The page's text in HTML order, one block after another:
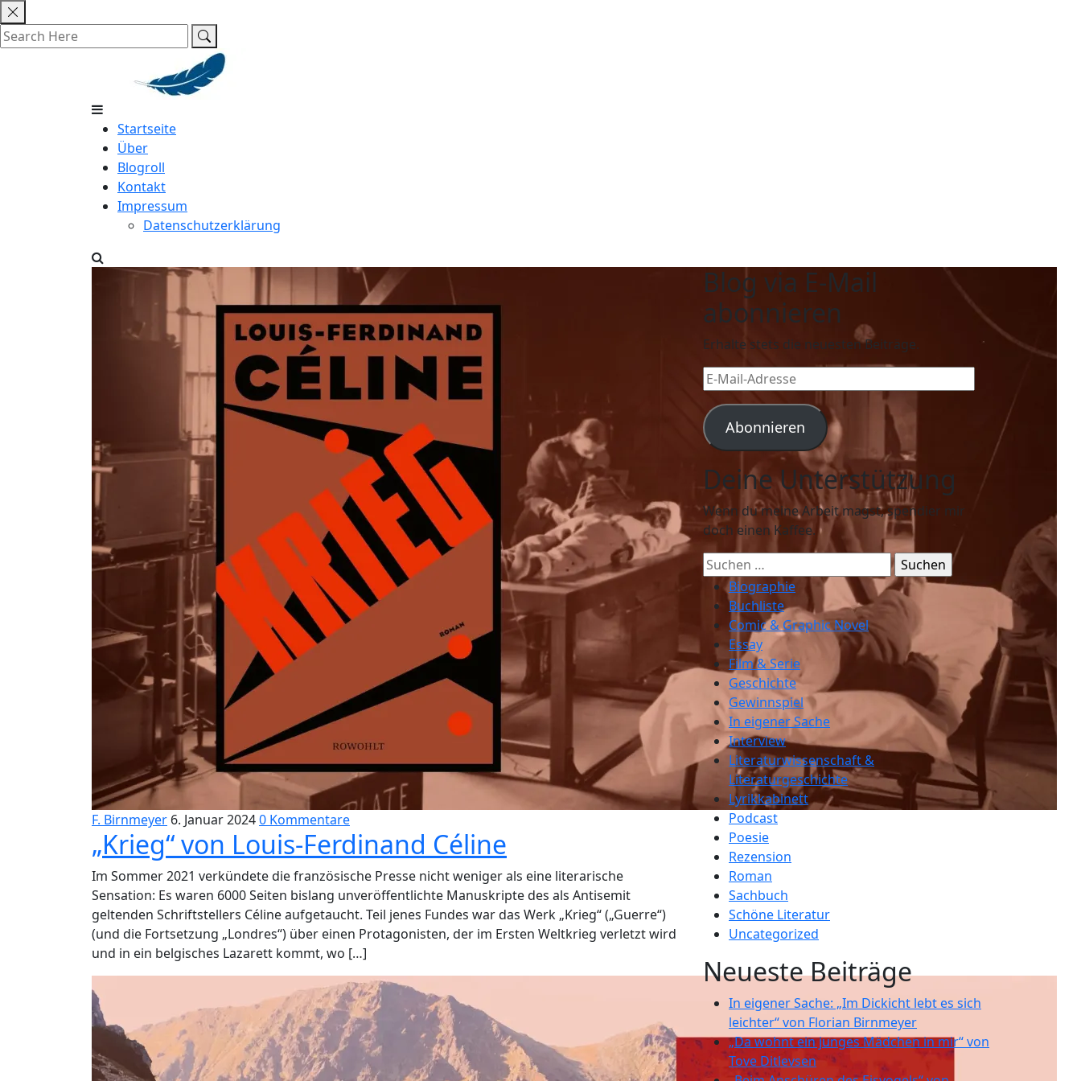
Skip
to
content
Startseite
Über
Blogroll
Kontakt
Impressum
Datenschutzerklärung
F. Birnmeyer 6. Januar 20240 Kommentare
„Krieg“ von Louis-Ferdinand Céline
Im Sommer 2021 verkündete die französische Presse nicht weniger als eine literarische
Sensation: Es waren 6000 Seiten bislang unveröffentlichte Manuskripte des als Antisemit
geltenden Schriftstellers Céline aufgetaucht. Teil jenes Fundes war das Werk „Krieg“ („Guerre“)
(und die Fortsetzung „Londres“) über einen Protagonisten, der im Ersten Weltkrieg verletzt wird
und in ein belgisches Lazarett kommt, wo […]
Blog via E-Mail
abonnieren
Erhalte stets die neuesten Beiträge.
E-
Mail-
Adresse
Abonnieren
Deine Unterstützung
Wenn du meine Arbeit magst, spendier mir
doch einen Kaffee.
Suchen
nach:Biographie
Buchliste
Comic & Graphic Novel
Essay
Film & Serie
Geschichte
Gewinnspiel
In eigener Sache
Interview
Literaturwissenschaft &
Literaturgeschichte
Lyrikkabinett
Podcast
Poesie
Rezension
Roman
Sachbuch
Schöne Literatur
Uncategorized
Neueste Beiträge
In eigener Sache: „Im Dickicht lebt es sich
leichter“ von Florian Birnmeyer
„Da wohnt ein junges Mädchen in mir“ von
Tove Ditlevsen